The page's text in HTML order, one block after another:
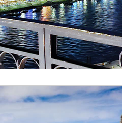
(Trilhos e cam)
Mobilność Zielona
rozwój Najlepsze